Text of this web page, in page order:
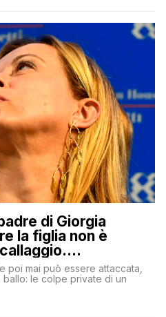
di Giorgia
la figlia non è
diversi
poi mai può essere attaccata,
ballo: le colpe private di un